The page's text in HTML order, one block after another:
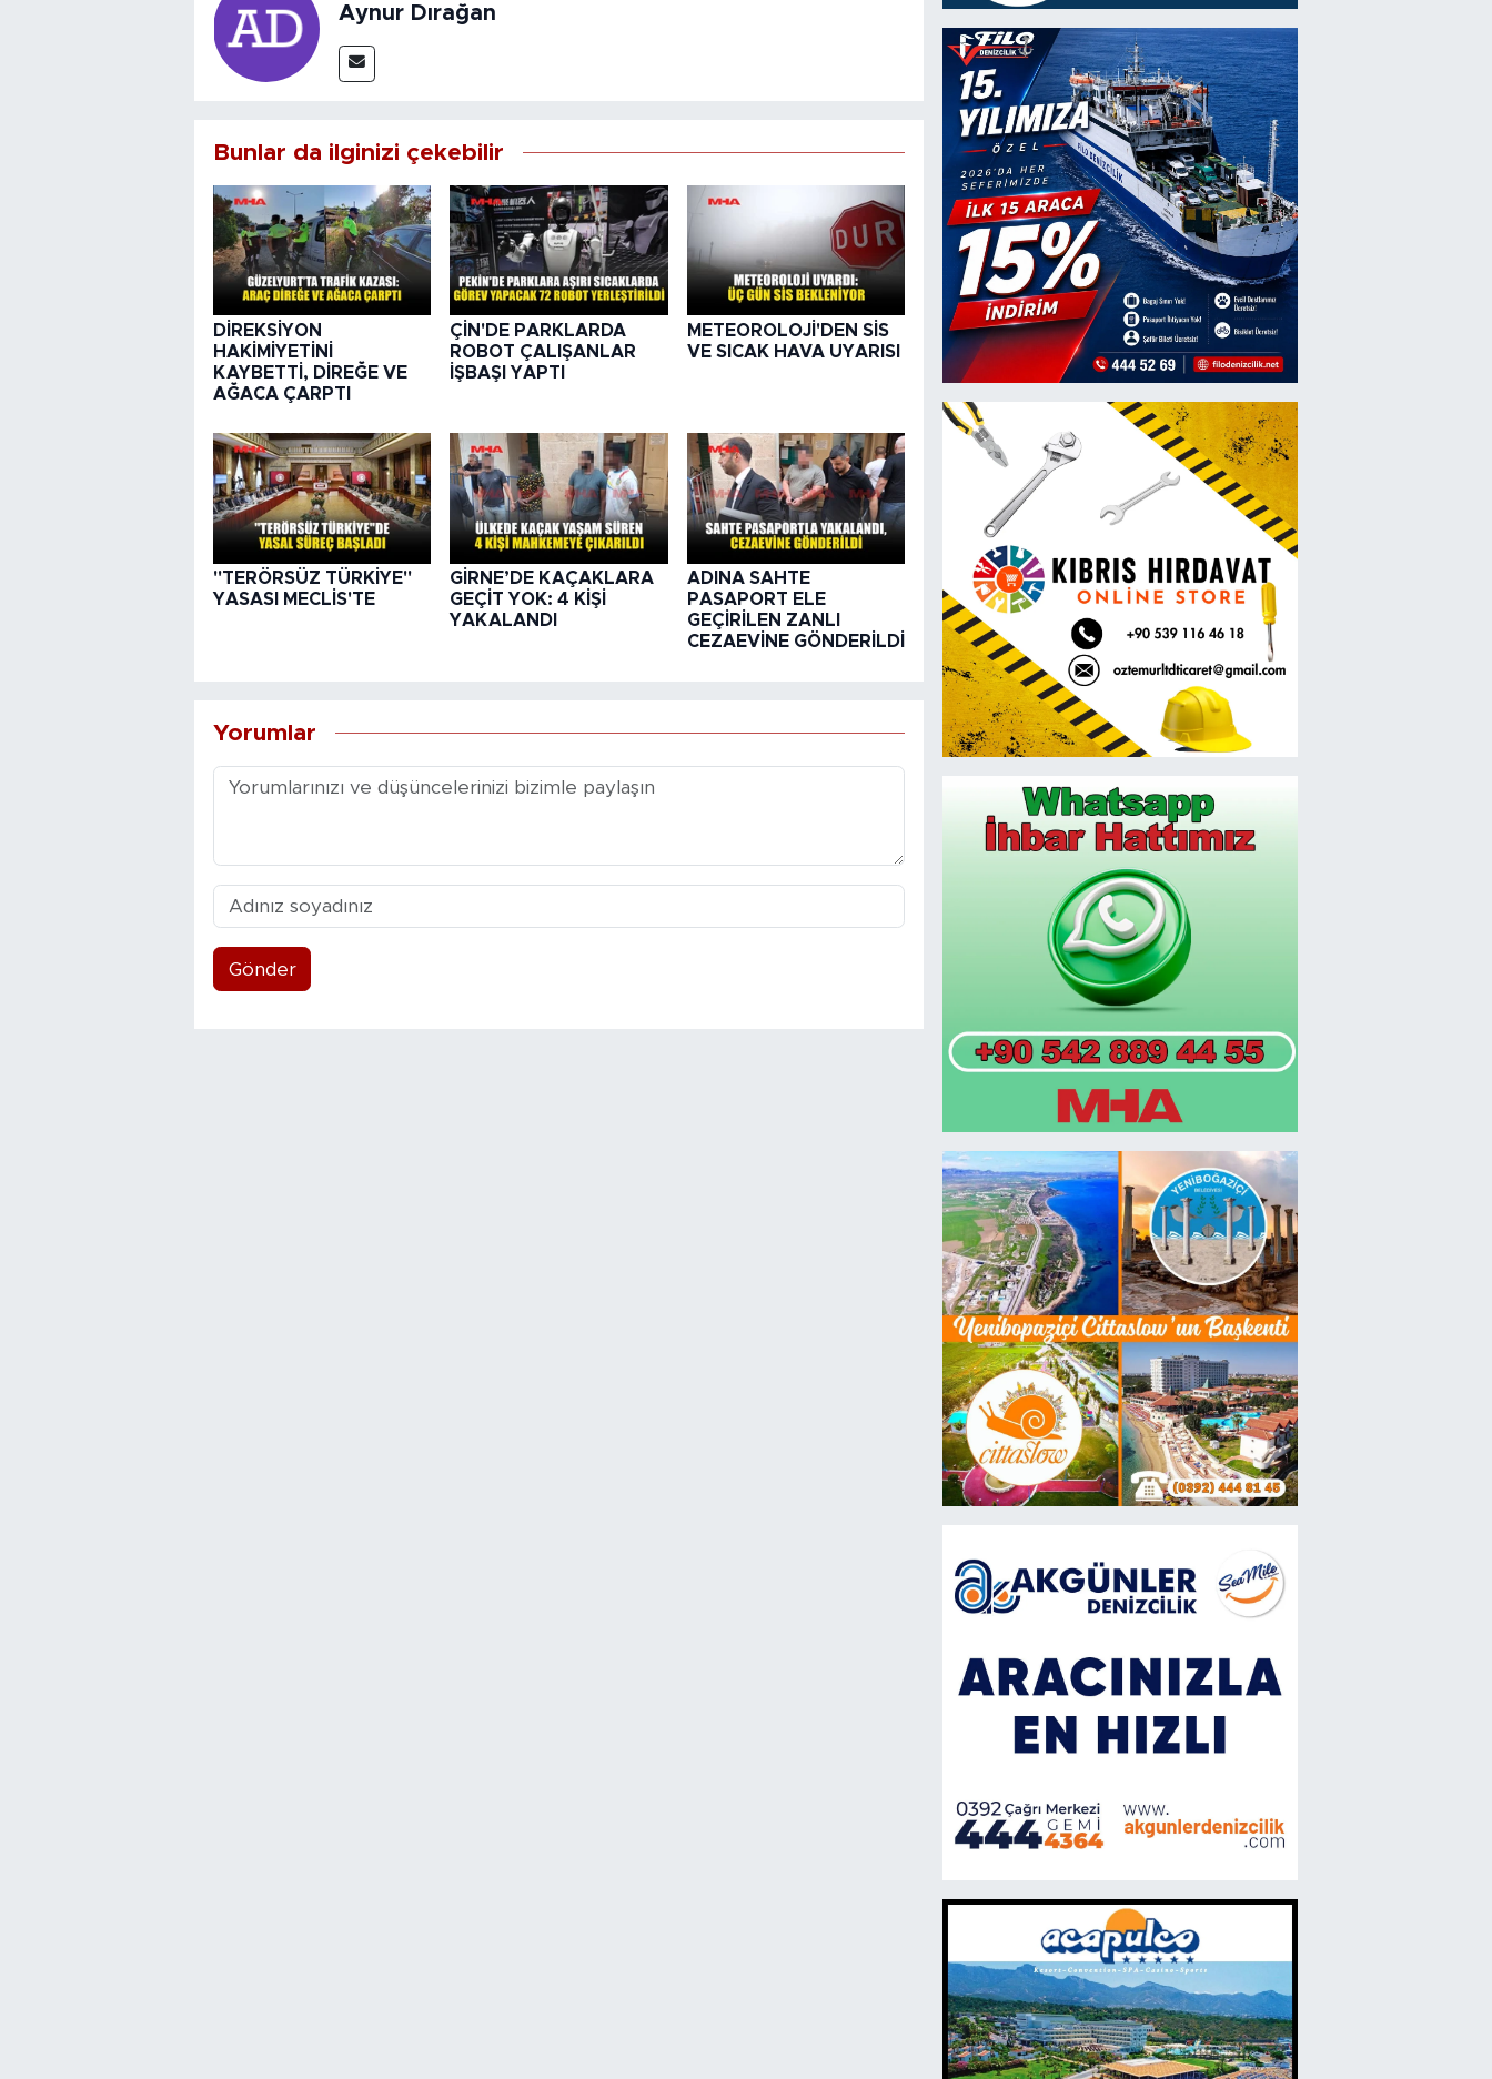
Aynur Dırağan
Bunlar da ilginizi çekebilir
DİREKSİYON
HAKİMİYETİNİ
KAYBETTİ, DİREĞE VE
AĞACA ÇARPTI
ÇİN'DE PARKLARDA
ROBOT ÇALIŞANLAR
İŞBAŞI YAPTI
METEOROLOJİ'DEN SİS
VE SICAK HAVA UYARISI
"TERÖRSÜZ TÜRKİYE"
YASASI MECLİS'TE
GİRNE’DE KAÇAKLARA
GEÇİT YOK: 4 KİŞİ
YAKALANDI
ADINA SAHTE
PASAPORT ELE
GEÇİRİLEN ZANLI
CEZAEVİNE GÖNDERİLDİ
Yorumlar
Gönder